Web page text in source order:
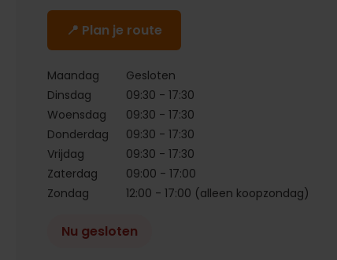
📍 Plan je route
Maandag
Gesloten
Dinsdag
09:30 - 17:30
Woensdag
09:30 - 17:30
Donderdag
09:30 - 17:30
Vrijdag
09:30 - 17:30
Zaterdag
09:00 - 17:00
Zondag
12:00 - 17:00 (alleen koopzondag)
Nu gesloten